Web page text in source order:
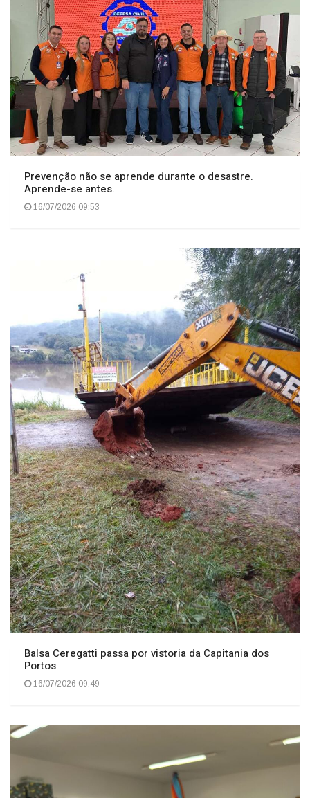
Prevenção não se aprende durante o desastre.
Aprende-se antes.
16/07/2026 09:53
Balsa Ceregatti passa por vistoria da Capitania dos
Portos
16/07/2026 09:49